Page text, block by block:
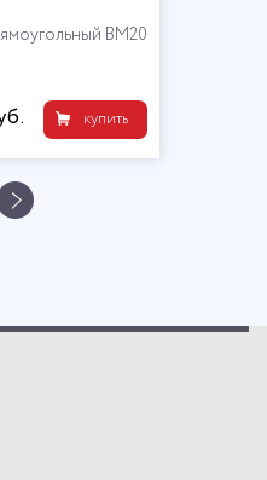
ВМ20
купить